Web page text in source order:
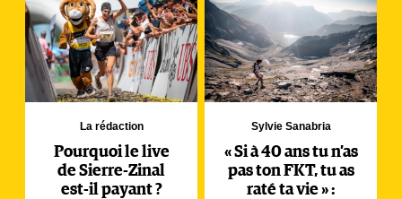
La rédaction
Pourquoi le live
de Sierre-Zinal
est-il payant ?
Sylvie Sanabria
« Si à 40 ans tu n’as
pas ton FKT, tu as
raté ta vie » :